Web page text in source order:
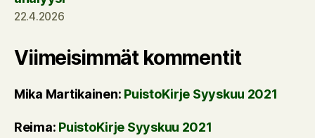
22.4.2026
Viimeisimmät kommentit
Mika Martikainen: PuistoKirje Syyskuu 2021
Reima: PuistoKirje Syyskuu 2021